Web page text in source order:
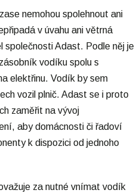
nemohou spolehnout ani
v úvahu ani větrná
společnosti Adast. Podle něj je
vodíku spolu s
elektřinu. Vodík by sem
vozil plnič. Adast se i proto
zaměřit na vývoj
aby domácnosti či řadoví
k dispozici od jednoho
za nutné vnímat vodík